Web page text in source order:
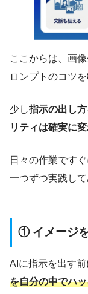
ここからは、画
ロンプトのコツ
少し指示の出し
リティは確実に変
日々の作業です
一つずつ実践して
① イメージ
AIに指示を出す
を自分の中でハ